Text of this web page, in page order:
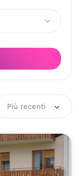
Più recenti